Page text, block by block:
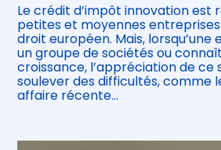
Le crédit d’impôt innovation est
petites et moyennes entreprises
droit européen. Mais,
un groupe de sociétés ou
croissance, l’appréciation de
soulever des difficultés, comme
affaire récente…